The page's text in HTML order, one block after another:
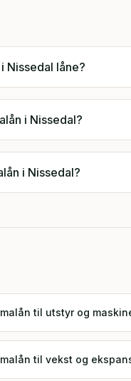
Nissedal låne?
i Nissedal?
i Nissedal?
til utstyr og
til vekst og